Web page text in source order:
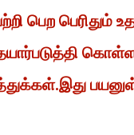
பெற